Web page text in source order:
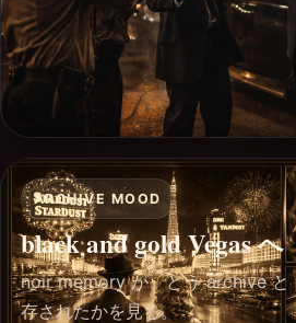
ARCHIVE MOOD
black and gold Vegas へ
noir memory が、どう archive
存されたかを見る。